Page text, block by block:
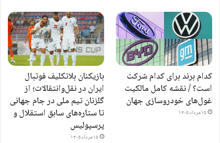
کدام برند برای کدام شرکت
است؟ / نقشه کامل مالکیت
غول‌های خودروسازی جهان
۱۵ مرداد ۱۴۰۵
بازیکنان بلاتکلیف فوتبال
ایران در نقل‌وانتقالات؛ از
گلزنان تیم ملی در جام جهانی
تا ستاره‌های سابق استقلال و
پرسپولیس
۱۵ مرداد ۱۴۰۵